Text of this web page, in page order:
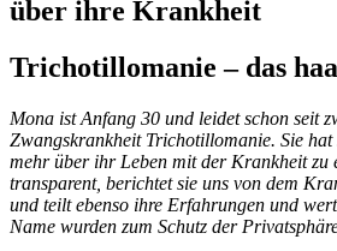
über ihre Krankheit
Trichotillomanie – das
Mona ist Anfang 30 und leidet schon seit
Zwangskrankheit Trichotillomanie. Sie
mehr über ihr Leben mit der Krankheit zu
transparent, berichtet sie uns von dem
und teilt ebenso ihre Erfahrungen und
Name wurden zum Schutz der